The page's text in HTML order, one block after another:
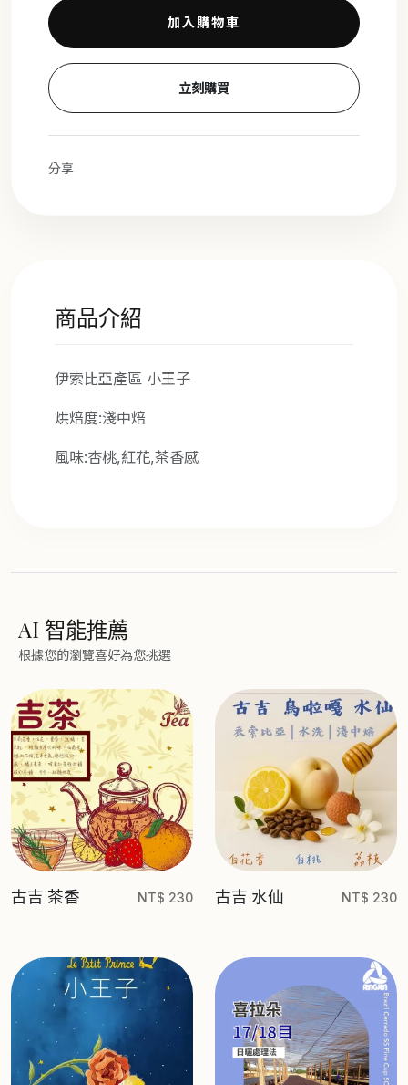
加入購物車
立刻購買
分享
商品介紹
伊索比亞產區 小王子
烘焙度:淺中焙
風味:杏桃,紅花,茶香感
AI 智能推薦
根據您的瀏覽喜好為您挑選
古吉 茶香 NT$ 230 古吉 水仙 NT$ 230